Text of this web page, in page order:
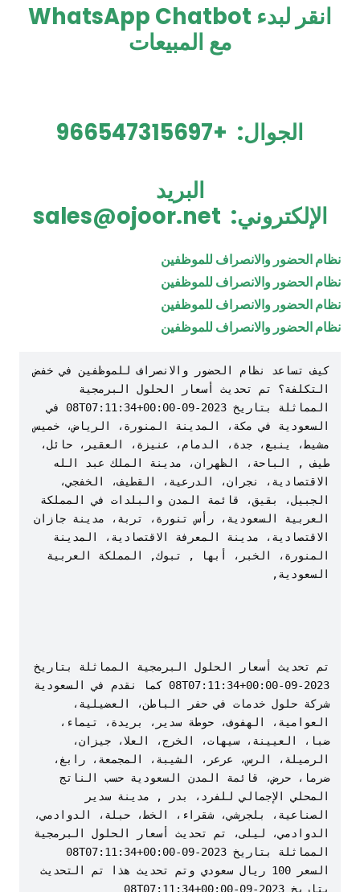
انقر لبدء WhatsApp Chatbot
مع المبيعات
الجوال: +966547315697
البريد
الإلكتروني: sales@ojoor.net
نظام الحضور والانصراف للموظفين
نظام الحضور والانصراف للموظفين
نظام الحضور والانصراف للموظفين
نظام الحضور والانصراف للموظفين
كيف تساعد نظام الحضور والانصراف للموظفين في خفض
المماثلة بتاريخ 2023-09-08T07:11:34+00:00 في
السعودية في مكة، المدينة المنورة، الرياض، خميس